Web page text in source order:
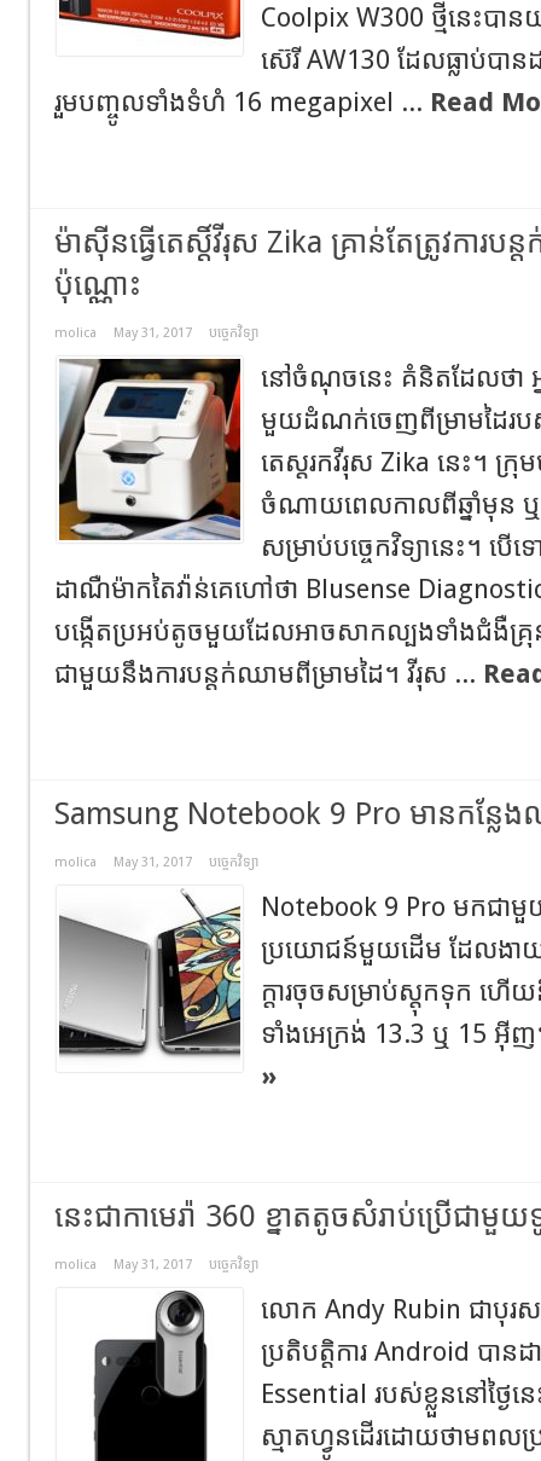
Coolpix W300 ថ្មីនេះប
ស៊េរី AW130 ដែលធ្លាប់បាន
រួមបញ្ចូលទាំងទំហំ 16 megapixel ... Read
ម៉ាស៊ីនធ្វើតេស្តិ៍វីរុស Zika គ្រាន់តែត្រូវកា
ប៉ុណ្ណោះ
molica May 31, 2017 បច្ចេកវិទ្យា
នៅចំណុចនេះ គំនិតដែលថា អ្
មួយដំណក់ចេញពីម្រាមដៃរបស់
តេស្តរកវីរុស Zika នេះ។
ចំណាយពេលកាលពីឆ្នាំមុន ឬ
សម្រាប់បច្ចេកវិទ្យានេះ។ បើ
ដាណឺម៉ាកតៃវ៉ាន់គេហៅថា Blusense
បង្កើតប្រអប់តូចមួយដែលអាចសាកល្បងទាំងជំងឺគ្
ជាមួយនឹងការបន្តក់ឈាមពីម្រាមដៃ។ វីរុស ...
Samsung Notebook 9 Pro មានកន្លែ
molica May 31, 2017 បច្ចេកវិទ្យា
Notebook 9 Pro មកជា
ប្រយោជន៍មួយដើម ដែលងា
ក្តារចុចសម្រាប់ស្តុកទុក ហ
ទាំងអេក្រង់ 13.3 ឬ 15 អ៊ី
»
នេះជាកាមេរ៉ា 360 ខ្នាតតូចសំរាប់ប្រើជាមួ
molica May 31, 2017 បច្ចេកវិទ្យា
លោក Andy Rubin ជាបុរសម្
ប្រតិបត្តិការ Android បានដ
Essential របស់ខ្លួននៅថ្ងៃន
ស្មាតហ្វូនដើរដោយថាមពលប្